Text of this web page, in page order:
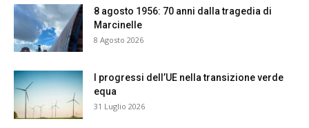
8 agosto 1956: 70 anni dalla tragedia di
Marcinelle
8 Agosto 2026
I progressi dell’UE nella transizione verde
equa
31 Luglio 2026